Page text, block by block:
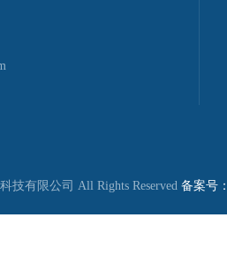
技有限公司 All Rights Reserved 备案号